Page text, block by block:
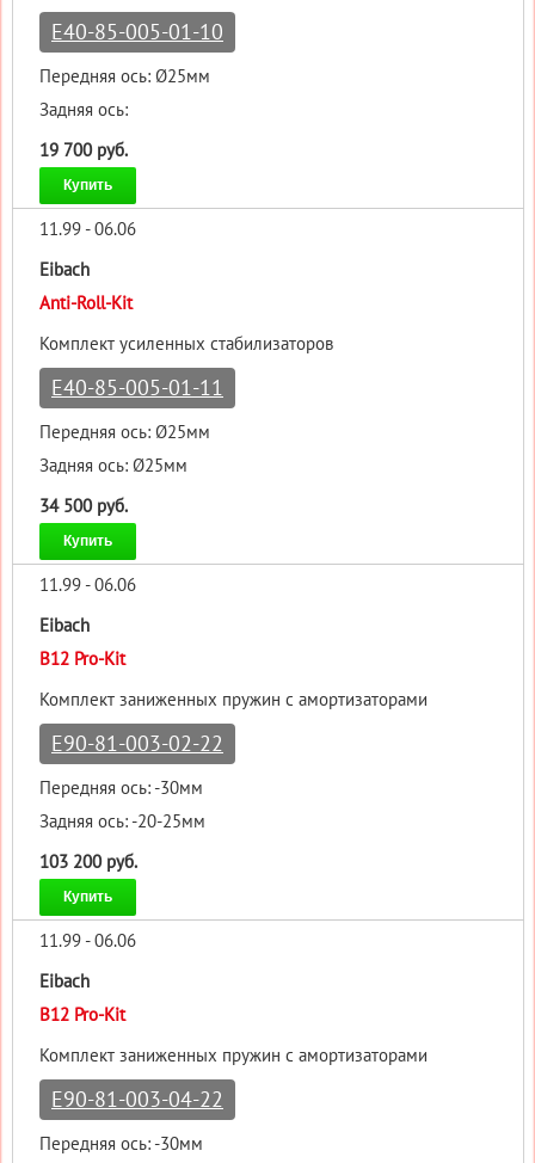
E40-85-005-01-10
Передняя ось: Ø25мм
Задняя ось:
19 700 руб.
Купить
11.99 - 06.06
Eibach
Anti-Roll-Kit
Комплект усиленных стабилизаторов
E40-85-005-01-11
Передняя ось: Ø25мм
Задняя ось: Ø25мм
34 500 руб.
Купить
11.99 - 06.06
Eibach
B12 Pro-Kit
Комплект заниженных пружин с амортизаторами
E90-81-003-02-22
Передняя ось: -30мм
Задняя ось: -20-25мм
103 200 руб.
Купить
11.99 - 06.06
Eibach
B12 Pro-Kit
Комплект заниженных пружин с амортизаторами
E90-81-003-04-22
Передняя ось: -30мм